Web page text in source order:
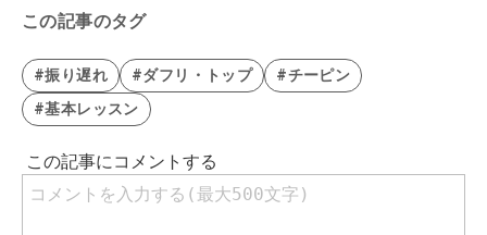
この記事のタグ
#振り遅れ #ダフリ・トップ
#チーピン
#基本レッスン